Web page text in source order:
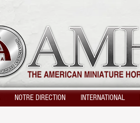
NOTRE DIRECTION INTERNATIONAL